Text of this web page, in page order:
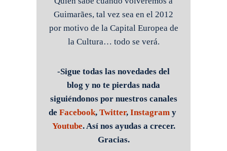
Guimarães, tal vez sea en el 2012
por motivo de la Capital Europea de
la Cultura… todo se verá.
-Sigue todas las novedades del
blog y no te pierdas nada
siguiéndonos por nuestros canales
de Facebook, Twitter, Instagram y
Youtube. Así nos ayudas a crecer.
Gracias.